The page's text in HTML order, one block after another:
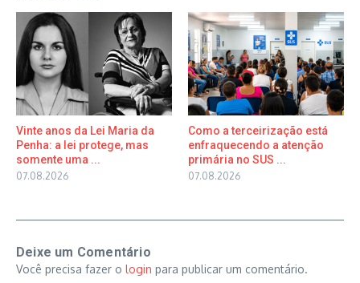
Vinte anos da Lei Maria da
Penha: a lei protege, mas
somente uma ...
07.08.2026
Como a terceirização está
enfraquecendo a atenção
primária no SUS ...
07.08.2026
Deixe um Comentário
Você precisa fazer o login para publicar um comentário.